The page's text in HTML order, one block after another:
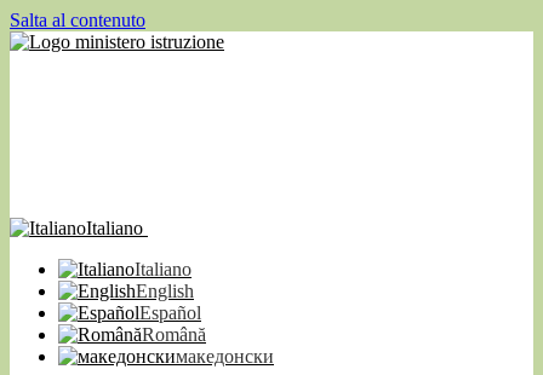
Salta al contenuto
Italiano
Italiano
English
Español
Română
македонски